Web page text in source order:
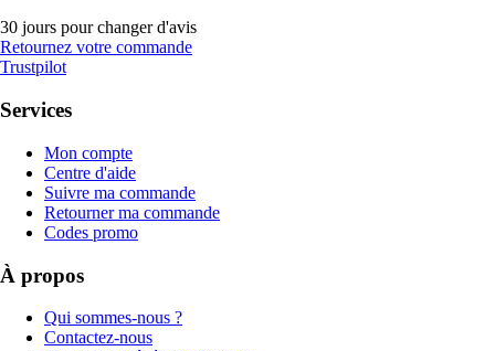
30 jours pour changer d'avis
Retournez votre commande
Trustpilot
Services
Mon compte
Centre d'aide
Suivre ma commande
Retourner ma commande
Codes promo
À propos
Qui sommes-nous ?
Contactez-nous